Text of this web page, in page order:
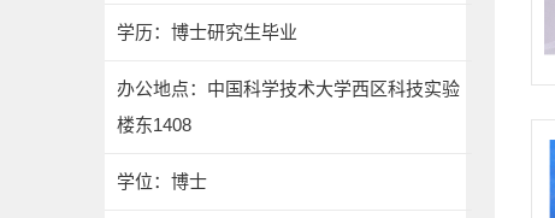
学历：博士研究生毕业
办公地点：中国科学技术大学西区科技实验
楼东1408
学位：博士